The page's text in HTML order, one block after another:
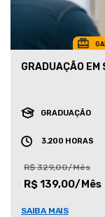
GRADUAÇÃO EM
GRADUAÇÃO
3.200 HORAS
R$ 329,00/Mês
R$ 139,00/Mês
SAIBA MAIS